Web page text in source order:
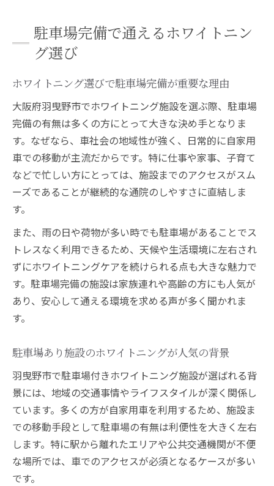
車利用に便利なホワイトニングの探し方
ホワイトニング施設選びで重視したい通い
やすさ
羽曳野市ならではの快適ホワイトニング体験
ホワイトニングを羽曳野市で快適に受ける
コツ
羽曳野市の車通院しやすいホワイトニング
体験
ホワイトニング施術で羽曳野市が選ばれる
理由
ホワイトニング体験を快適にする施設の特
徴
車移動が多い方におすすめの施術環境
車移動の方に最適なホワイトニング施術環
境
車利用者が安心できるホワイトニング施設
の条件
ホワイトニング施術環境で車派が重視すべ
き点
駐車場完備のホワイトニング通院のメリッ
ト
駐車場完備で通えるホワイトニン
グ選び
ホワイトニング選びで駐車場完備が重要な理由
大阪府羽曳野市でホワイトニング施設を選ぶ際、駐車場
完備の有無は多くの方にとって大きな決め手となりま
す。なぜなら、車社会の地域性が強く、日常的に自家用
車での移動が主流だからです。特に仕事や家事、子育て
などで忙しい方にとっては、施設までのアクセスがスム
ーズであることが継続的な通院のしやすさに直結しま
す。
また、雨の日や荷物が多い時でも駐車場があることでス
トレスなく利用できるため、天候や生活環境に左右され
ずにホワイトニングケアを続けられる点も大きな魅力で
す。駐車場完備の施設は家族連れや高齢の方にも人気が
あり、安心して通える環境を求める声が多く聞かれま
す。
駐車場あり施設のホワイトニングが人気の背景
羽曳野市で駐車場付きホワイトニング施設が選ばれる背
景には、地域の交通事情やライフスタイルが深く関係し
ています。多くの方が自家用車を利用するため、施設ま
での移動手段として駐車場の有無は利便性を大きく左右
します。特に駅から離れたエリアや公共交通機関が不便
な場所では、車でのアクセスが必須となるケースが多い
です。